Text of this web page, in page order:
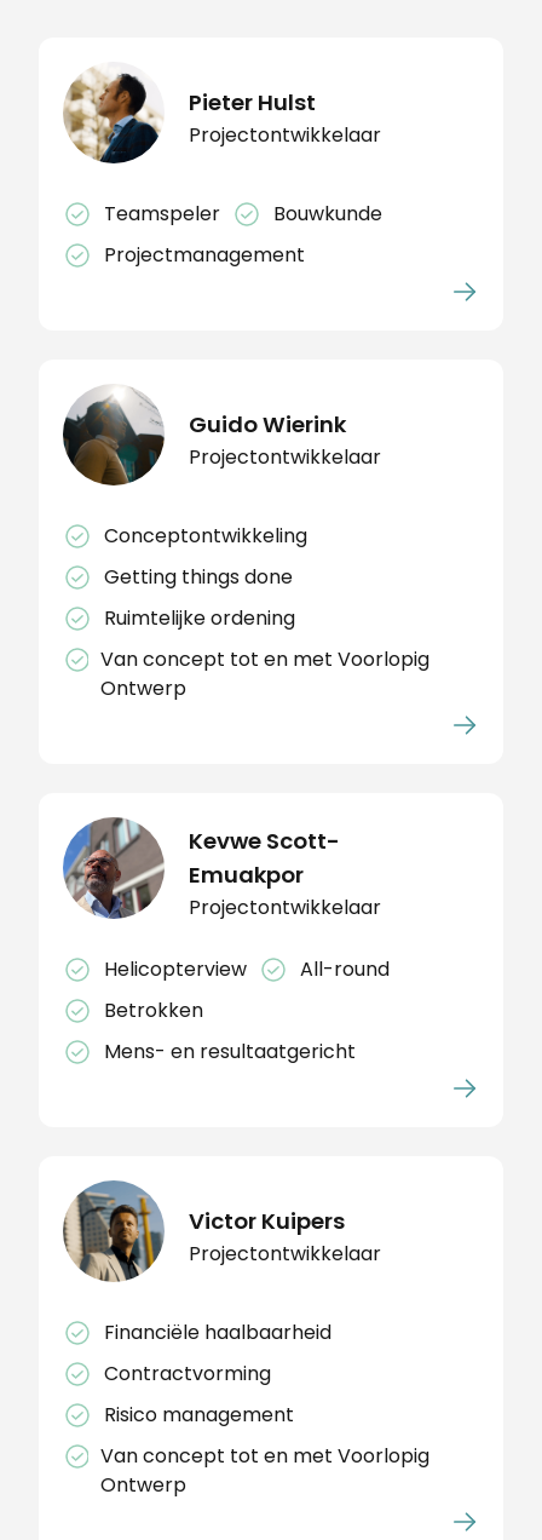
Pieter Hulst
Projectontwikkelaar
Teamspeler
Bouwkunde
Projectmanagement
Guido Wierink
Projectontwikkelaar
Conceptontwikkeling
Getting things done
Ruimtelijke ordening
Van concept tot en met Voorlopig
Ontwerp
Kevwe Scott-
Emuakpor
Projectontwikkelaar
Helicopterview
All-round
Betrokken
Mens- en resultaatgericht
Victor Kuipers
Projectontwikkelaar
Financiële haalbaarheid
Contractvorming
Risico management
Van concept tot en met Voorlopig
Ontwerp